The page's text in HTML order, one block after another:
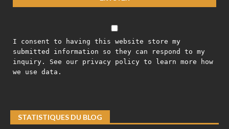
I consent to having this website store my
submitted information so they can respond to my
inquiry. See our privacy policy to learn more how
we use data.
STATISTIQUES DU BLOG